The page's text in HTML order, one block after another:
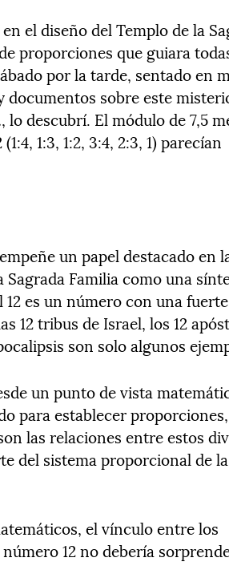
el diseño del Templo de la
proporciones que guiara
por la tarde, sentado en
sobre este
descubrí. El módulo de 7,5
1:3, 1:2, 3:4, 2:3, 1) parecían
un papel destacado en
Familia como una
es un número con una fuerte
12 tribus de Israel, los 12
son solo algunos
un punto de vista
para establecer
las relaciones entre estos
del sistema proporcional de la
el vínculo entre los
12 no debería